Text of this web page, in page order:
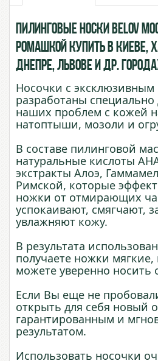
Пилинговые носки Belov
Ромашкой купить в Киеве,
Днепре, Львове и др.
Носочки с эксклюзивным
разработаны
наших проблем с кожей
натоптыши, мозоли и
В составе пилинговой
натуральные кислоты
экстракты Алоэ,
Римской, которые
ножки от отмирающих
успокаивают, смягчают,
увлажняют кожу.
В результата
получаете ножки мягкие,
можете уверенно носить
Если Вы еще не
открыть для себя новый
гарантированным и
результатом.
Использовать носочки